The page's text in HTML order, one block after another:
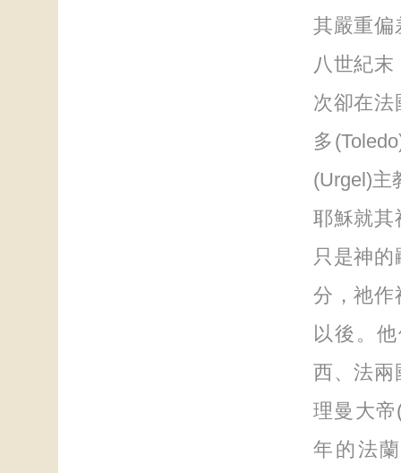
其嚴重偏
八世紀
次卻在法
多
(Urgel)主
耶穌就其
只是神
分，祂作
以後。
西、法兩
理曼大帝
年的法